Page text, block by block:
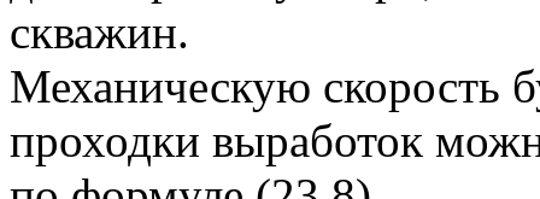
скважин.
Механическую скорость
проходки выработок